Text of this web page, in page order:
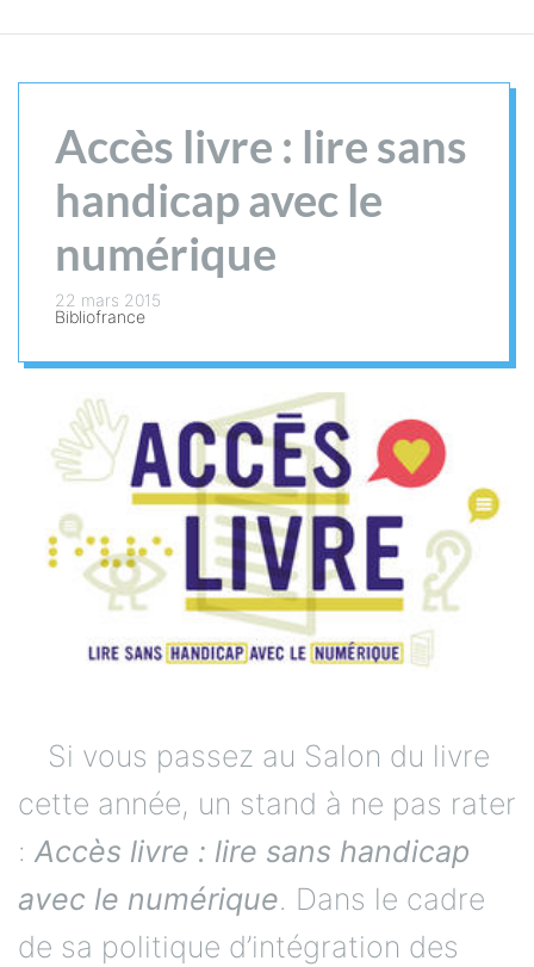
Accès livre : lire sans
handicap avec le
numérique
22 mars 2015
Bibliofrance
Si vous passez au Salon du livre
cette année, un stand à ne pas rater
:Accès livre : lire sans handicap
avec le numérique. Dans le cadre
de sa politique d’intégration des